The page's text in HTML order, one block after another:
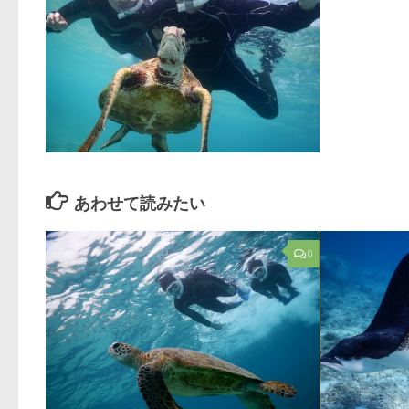
あわせて読みたい
0